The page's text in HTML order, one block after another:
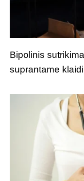
Bipolinis
suprantame